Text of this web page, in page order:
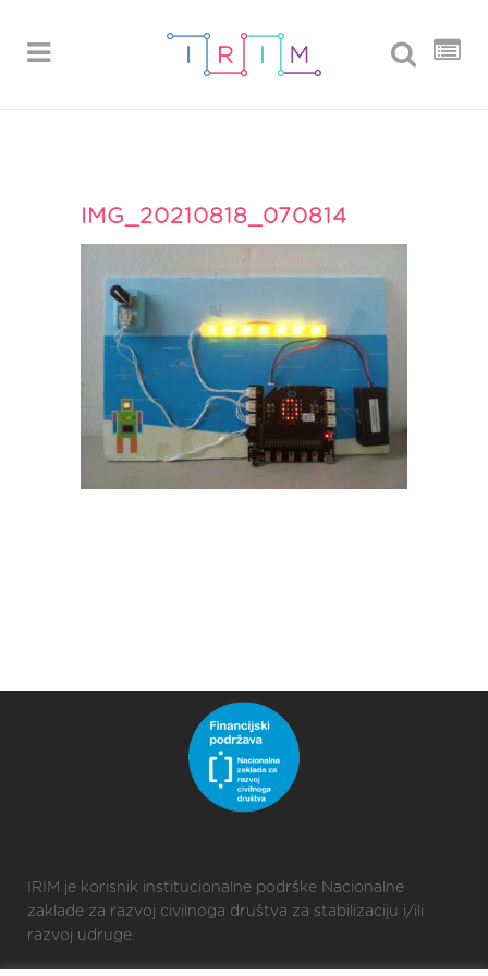
IMG_20210818_070814
IRIM je korisnik institucionalne podrške Nacionalne
zaklade za razvoj civilnoga društva za stabilizaciju i/ili
razvoj udruge.